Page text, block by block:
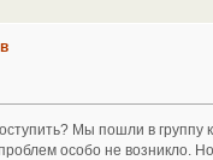
Мы пошли в группу
особо не возникло.